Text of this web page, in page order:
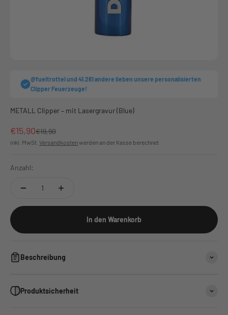
@fueltrottel und 41.261 andere lieben unsere personalisierten
Clipper Feuerzeuge!
METALL Clipper – mit Lasergravur (Blue)
Angebot
€15,90Regulärer Preis
€19,90
inkl. MwSt. Versandkostenwerden an der Kasse berechnet
Anzahl:
In den Warenkorb
Beschreibung
Produktsicherheit